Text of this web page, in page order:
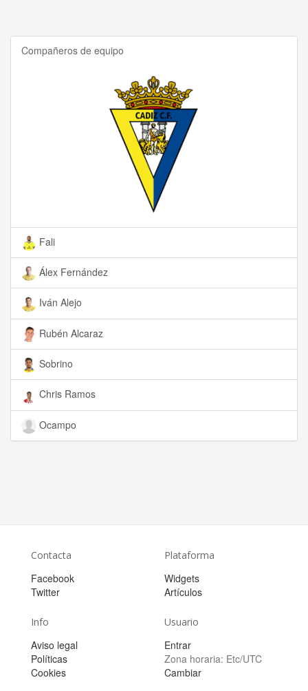
Compañeros de equipo
Fali
Álex Fernández
Iván Alejo
Rubén Alcaraz
Sobrino
Chris Ramos
Ocampo
Contacta
Facebook
Twitter
Plataforma
Widgets
Artículos
Info
Aviso legal
Políticas
Cookies
Usuario
Entrar
Zona horaria: Etc/UTC
Cambiar